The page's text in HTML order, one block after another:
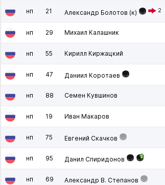
нп 21 Александр Болотов (к) 2
нп 29 Михаил Калашник
нп 55 Кирилл Киржацкий
нп 47 Даниил Коротаев
нп 88 Семен Кувшинов
нп 19 Иван Макаров
нп 75 Евгений Скачков
нп 95 Данил Спиридонов
нп 69 Александр В. Степанов